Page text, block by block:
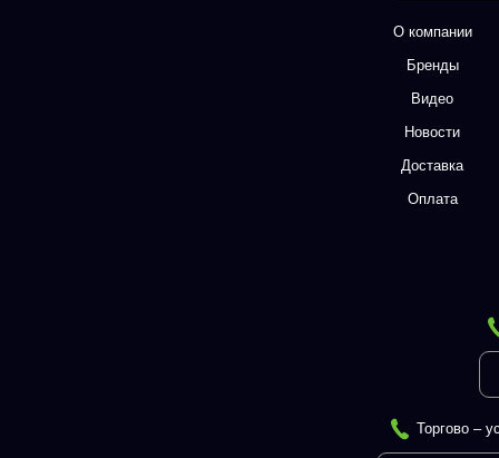
О компании
Бренды
Видео
Новости
Доставка
Оплата
Торгово –